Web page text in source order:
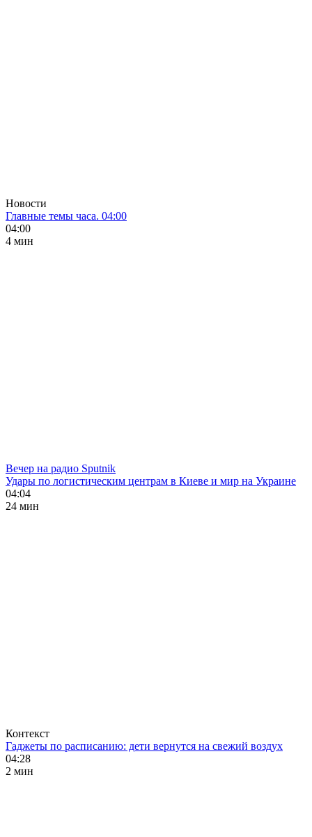
Новости
Главные темы часа. 04:00
04:00
4 мин
Вечер на радио Sputnik
Удары по логистическим центрам в Киеве и мир на Украине
04:04
24 мин
Контекст
Гаджеты по расписанию: дети вернутся на свежий воздух
04:28
2 мин